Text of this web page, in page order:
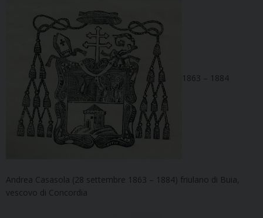
1863 – 1884
Andrea Casasola (28 settembre 1863 – 1884) friulano di Buia,
vescovo di Concordia